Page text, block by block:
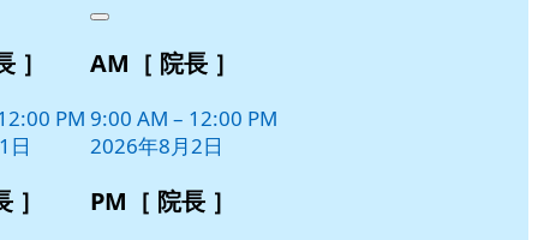
］
PM
日
］
月
日
イ
ン
ト)
Close
AM［ 院長 ］
9:00 AM – 12:00 PM
2026年8月2日
PM［ 院長 ］